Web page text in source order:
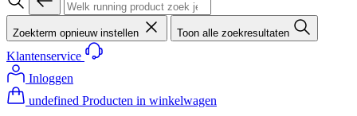
Zoekterm opnieuw instellen Toon alle zoekresultaten
Klantenservice
Inloggen
undefined Producten in winkelwagen